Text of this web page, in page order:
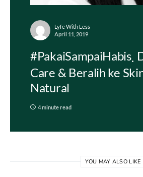
Lyfe With Less
April 11, 2019
#PakaiSampaiHabis
Care & Beralih ke
Natural
4 minute read
YOU MAY ALSO LIKE